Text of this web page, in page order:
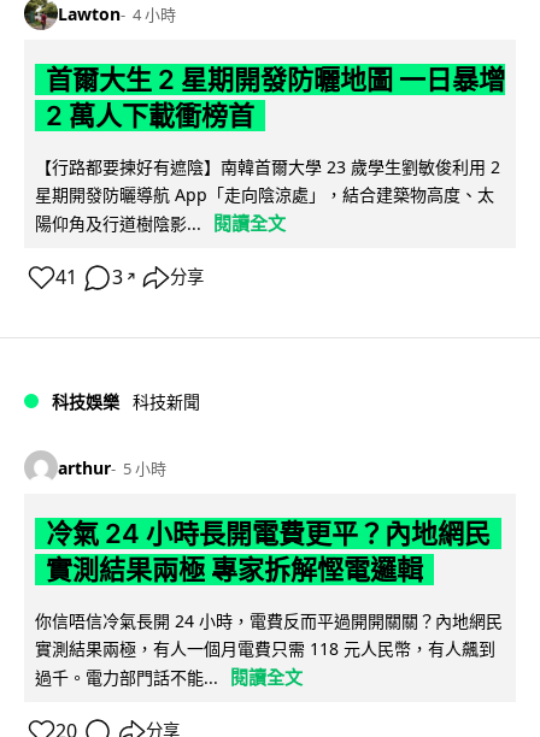
Lawton 4 小時
首爾大生 2 星期開發防曬地圖 一日暴增
2 萬人下載衝榜首
【行路都要揀好有遮陰】南韓首爾大學 23 歲學生劉敏俊利用 2
星期開發防曬導航 App「走向陰涼處」，結合建築物高度、太
陽仰角及行道樹陰影...
閱讀全文
41 3 ↗ 分享
科技娛樂 科技新聞
arthur 5 小時
冷氣 24 小時長開電費更平？內地網民
實測結果兩極 專家拆解慳電邏輯
你信唔信冷氣長開 24 小時，電費反而平過開開關關？內地網民
實測結果兩極，有人一個月電費只需 118 元人民幣，有人飆到
過千。電力部門話不能...
閱讀全文
分享